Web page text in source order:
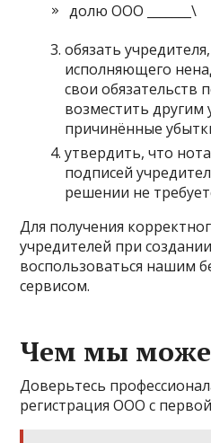
долю ООО _______\
обязать
исполняющего
свои обязательств
возместить другим
причинённые
утвердить, что
подписей
решении не
Для получения
учредителей при
воспользоваться нашим
сервисом.
Чем мы
Доверьтесь
регистрация ООО с